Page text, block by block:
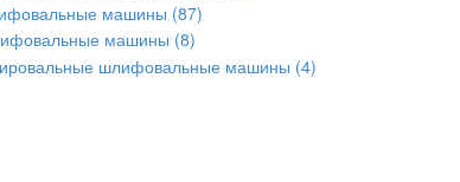
машины (87)
машины (8)
шлифовальные машины (4)